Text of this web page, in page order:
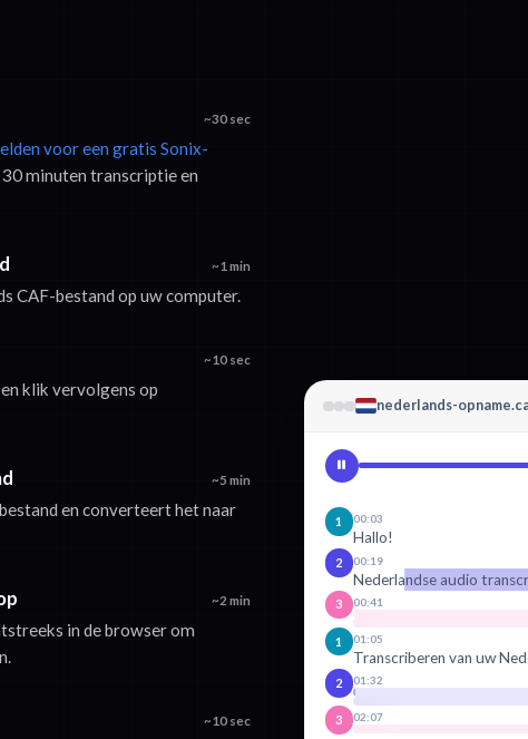
~30 sec
voor een gratis Sonix-
minuten transcriptie en
~1 min
CAF-bestand op uw computer.
~10 sec
klik vervolgens op
~5 min
en converteert het naar
~2 min
in de browser om
~10 sec
nederlands-
1 00:03
Hallo!
2 00:19
Nederlandse audio
3 00:41
1 01:05
Transcriberen van uw
2 01:32
3 02:07